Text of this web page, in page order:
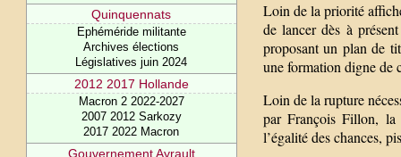
Quinquennats
Ephéméride militante
Archives élections
Législatives juin 2024
2012 2017 Hollande
Macron 2 2022-2027
2007 2012 Sarkozy
2017 2022 Macron
Gouvernement Ayrault
Loin de la priorité
de lancer dès à
proposant un plan de
une formation digne de
Loin de la rupture
par François Fillon, la
l’égalité des chances,